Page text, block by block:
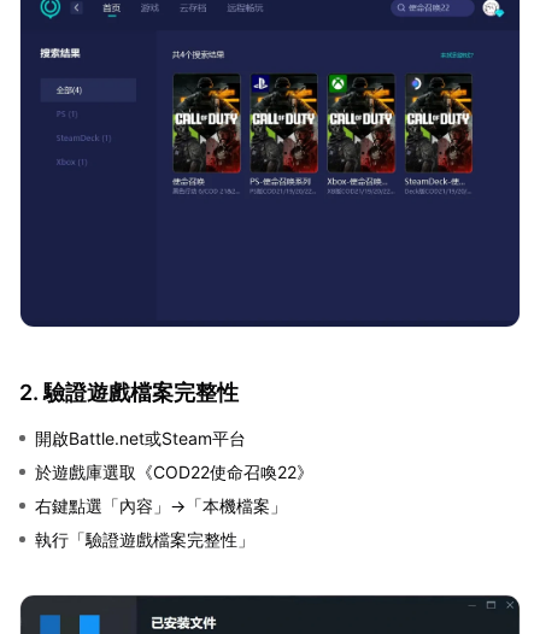
2. 驗證遊戲檔案完整性
開啟Battle.net或Steam平台
於遊戲庫選取《COD22使命召喚22》
右鍵點選「內容」→「本機檔案」
執行「驗證遊戲檔案完整性」